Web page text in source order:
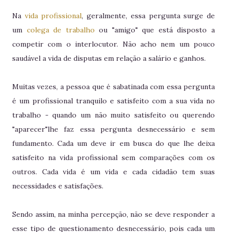
Na vida profissional, geralmente, essa pergunta surge de
um colega de trabalhoou "amigo" que está disposto a
competir com o interlocutor. Não acho nem um pouco
saudável a vida de disputas em relação a salário e ganhos.
Muitas vezes, a pessoa que é sabatinada com essa pergunta
é um profissional tranquilo e satisfeito com a sua vida no
trabalho - quando um não muito satisfeito ou querendo
"aparecer"lhe faz essa pergunta desnecessário e sem
fundamento. Cada um deve ir em busca do que lhe deixa
satisfeito na vida profissional sem comparações com os
outros. Cada vida é um vida e cada cidadão tem suas
necessidades e satisfações.
Sendo assim, na minha percepção, não se deve responder a
esse tipo de questionamento desnecessário, pois cada um